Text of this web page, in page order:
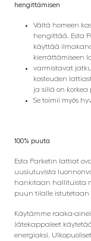
hengittämisen
Vältä homeen
hengittää. Esta
käyttää
kierrättämiseen
varmistavat
kosteuden
ja sillä on korkea
Se toimii myös
100% puuta
Esta Parketin lattiat
uusiutuvista
hankitaan hallituista
puun tilalle istutetaan
Käytämme raaka-
Jätekappaleet
energiaksi.